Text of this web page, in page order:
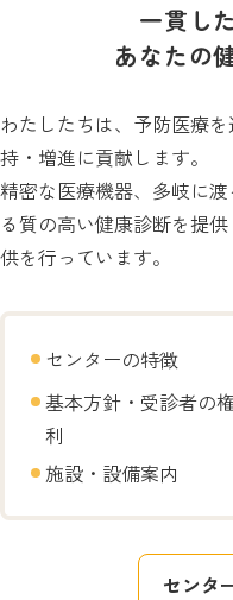
一貫した
あなたの
わたしたちは、予防医療
持・増進に貢献します。
精密な医療機器、多岐に
る質の高い健康診断を提供
供を行っています。
センターの特徴
基本方針・受診者の権
利
施設・設備案内
センタ